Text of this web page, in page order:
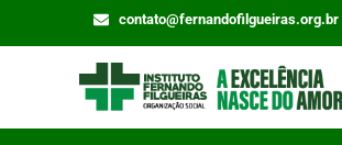
contato@fernandofilgueiras.org.br